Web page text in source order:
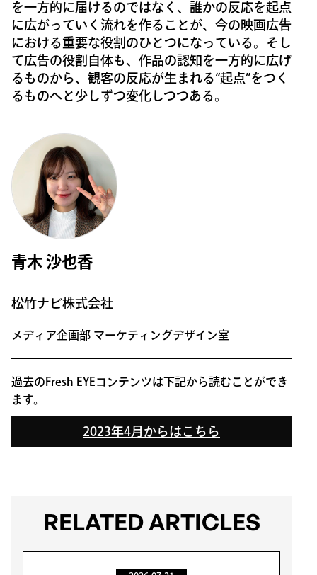
青木 沙也香
松竹ナビ株式会社
メディア企画部 マーケティングデザイン室
過去のFresh EYEコンテンツは下記から読むことができ
ます。
2023年4月からはこちら
を一方的に届けるのではなく、誰かの反応を起点
に広がっていく流れを作ることが、今の映画広告
における重要な役割のひとつになっている。そし
て広告の役割自体も、作品の認知を一方的に広げ
るものから、観客の反応が生まれる“起点”をつく
るものへと少しずつ変化しつつある。
RELATED ARTICLES